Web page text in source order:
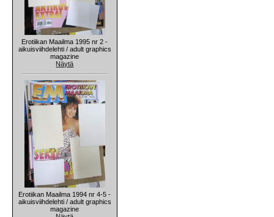
Erotiikan Maailma 1995 nr 2 -
aikuisviihdelehti / adult graphics
magazine
Näytä
Erotiikan Maailma 1994 nr 4-5 -
aikuisviihdelehti / adult graphics
magazine